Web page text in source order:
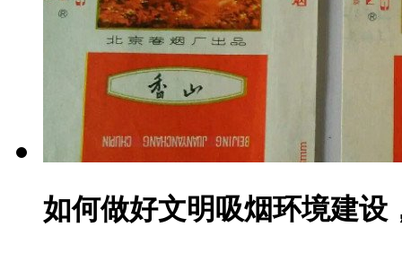
如何做好文明吸烟环境建设